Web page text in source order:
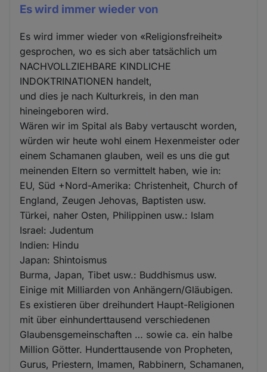
Es wird immer wieder von
Es wird immer wieder von «Religionsfreiheit»
gesprochen, wo es sich aber tatsächlich um
NACHVOLLZIEHBARE KINDLICHE
INDOKTRINATIONEN handelt,
und dies je nach Kulturkreis, in den man
hineingeboren wird.
Wären wir im Spital als Baby vertauscht worden,
würden wir heute wohl einem Hexenmeister oder
einem Schamanen glauben, weil es uns die gut
meinenden Eltern so vermittelt haben, wie in:
EU, Süd +Nord-Amerika: Christenheit, Church of
England, Zeugen Jehovas, Baptisten usw.
Türkei, naher Osten, Philippinen usw.: Islam
Israel: Judentum
Indien: Hindu
Japan: Shintoismus
Burma, Japan, Tibet usw.: Buddhismus usw.
Einige mit Milliarden von Anhängern/Gläubigen.
Es existieren über dreihundert Haupt-Religionen
mit über einhunderttausend verschiedenen
Glaubensgemeinschaften … sowie ca. ein halbe
Million Götter. Hunderttausende von Propheten,
Gurus, Priestern, Imamen, Rabbinern, Schamanen,